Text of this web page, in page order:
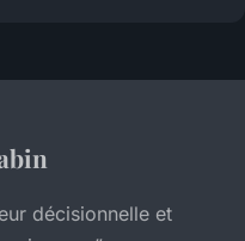
décisionnelle et